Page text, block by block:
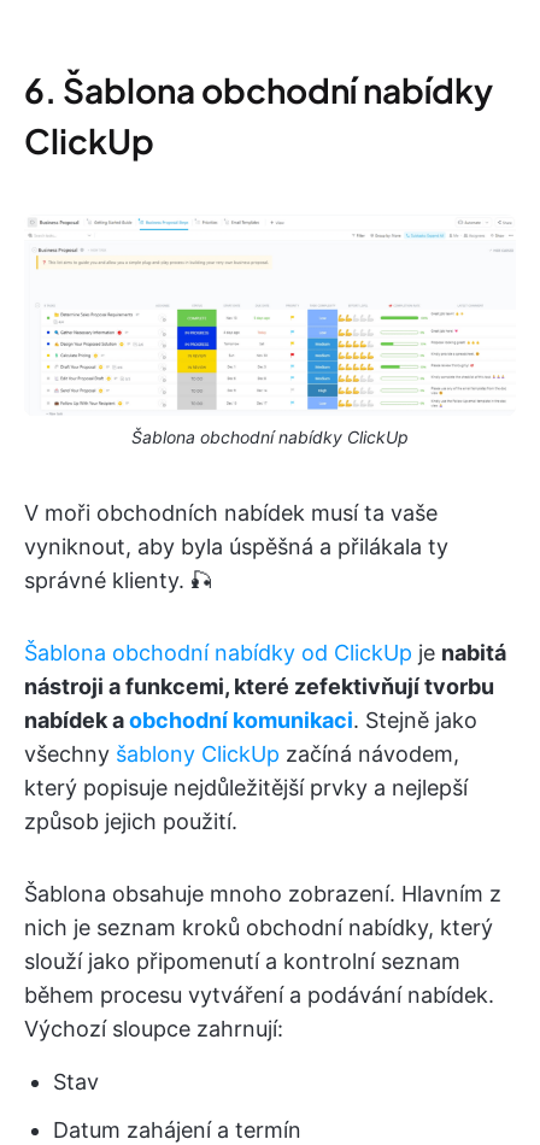
6. Šablona obchodní nabídky
ClickUp
Šablona obchodní nabídky ClickUp
V moři obchodních nabídek musí ta vaše
vyniknout, aby byla úspěšná a přilákala ty
správné klienty. 🎣
Šablona obchodní nabídky od ClickUp je nabitá
nástroji a funkcemi, které zefektivňují tvorbu
nabídek aobchodní komunikaci. Stejně jako
všechny šablony ClickUp začíná návodem,
který popisuje nejdůležitější prvky a nejlepší
způsob jejich použití.
Šablona obsahuje mnoho zobrazení. Hlavním z
nich je seznam kroků obchodní nabídky, který
slouží jako připomenutí a kontrolní seznam
během procesu vytváření a podávání nabídek.
Výchozí sloupce zahrnují:
Stav
Datum zahájení a termín